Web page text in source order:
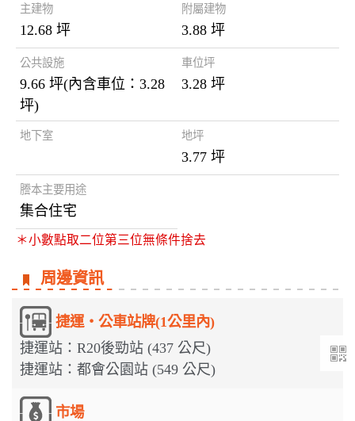
主建物
12.68 坪
附屬建物
3.88 坪
公共設施
9.66 坪(內含車位：3.28
坪)
車位坪
3.28 坪
地下室 地坪
3.77 坪
謄本主要用途
集合住宅
＊小數點取二位第三位無條件捨去
周邊資訊
捷運‧公車站牌(1公里內)
捷運站：R20後勁站 (437 公尺)
捷運站：都會公園站 (549 公尺)
市場